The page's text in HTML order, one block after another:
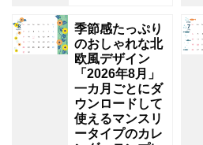
季節感たっぷり
のおしゃれな北
欧風デザイン
「2026年8月」
一カ月ごとにダ
ウンロードして
使えるマンスリ
ータイプのカレ